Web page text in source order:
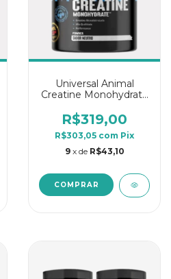
Universal Animal
Creatine Monohydrate
Neutro
R$319,00
R$303,05 com Pix
9 x de R$43,10